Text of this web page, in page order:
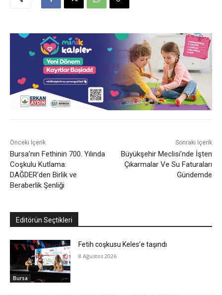
Önceki İçerik
Bursa’nın Fethinin 700. Yılında
Coşkulu Kutlama:
DAĞDER’den Birlik ve
Beraberlik Şenliği
Sonraki İçerik
Büyükşehir Meclisi’nde İşten
Çıkarmalar Ve Su Faturaları
Gündemde
Editörün Seçtikleri
Bursa
Fetih coşkusu Keles’e taşındı
8 Ağustos 2026